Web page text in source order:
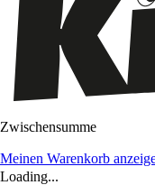
Zwischensumme
Meinen Warenkorb
Loading...